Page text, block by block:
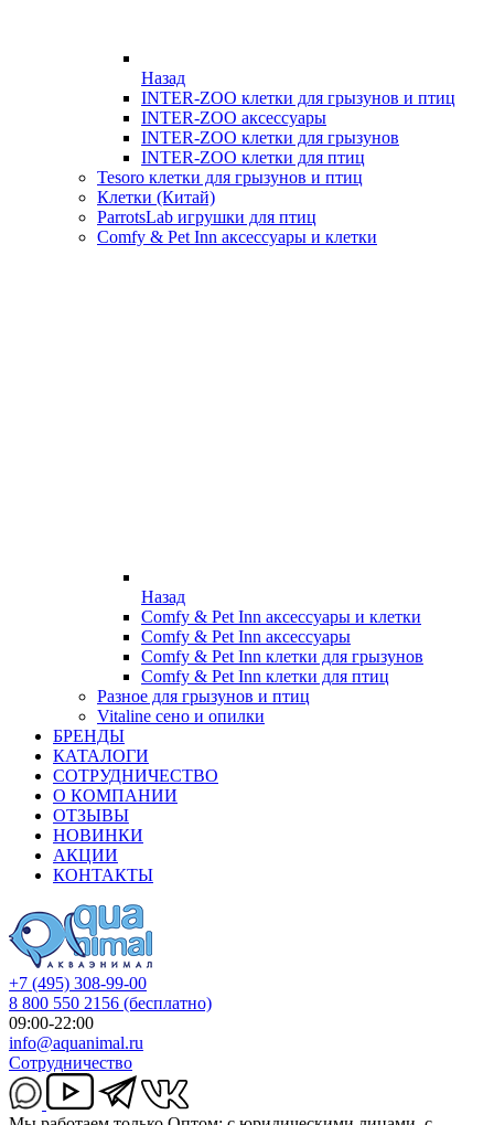
Назад
INTER-ZOO клетки для грызунов и птиц
INTER-ZOO аксессуары
INTER-ZOO клетки для грызунов
INTER-ZOO клетки для птиц
Tesoro клетки для грызунов и птиц
Клетки (Китай)
ParrotsLab игрушки для птиц
Comfy & Pet Inn аксессуары и клетки
Назад
Comfy & Pet Inn аксессуары и клетки
Comfy & Pet Inn аксессуары
Comfy & Pet Inn клетки для грызунов
Comfy & Pet Inn клетки для птиц
Разное для грызунов и птиц
Vitaline сено и опилки
БРЕНДЫ
КАТАЛОГИ
СОТРУДНИЧЕСТВО
О КОМПАНИИ
ОТЗЫВЫ
НОВИНКИ
АКЦИИ
КОНТАКТЫ
+7 (495) 308-99-00
8 800 550 2156 (бесплатно)
09:00-22:00
info@aquanimal.ru
Сотрудничество